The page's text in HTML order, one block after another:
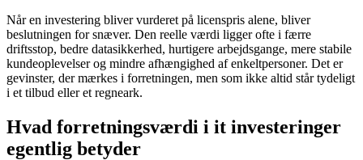
Når en investering bliver vurderet på licenspris alene, bliver
beslutningen for snæver. Den reelle værdi ligger ofte i færre
driftsstop, bedre datasikkerhed, hurtigere arbejdsgange, mere stabile
kundeoplevelser og mindre afhængighed af enkeltpersoner. Det er
gevinster, der mærkes i forretningen, men som ikke altid står tydeligt
i et tilbud eller et regneark.
Hvad forretningsværdi i it investeringer
egentlig betyder